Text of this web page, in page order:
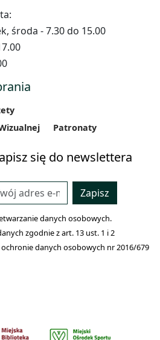
środa - 7.30 do 15.00
Patronaty
się do newslettera
Zapisz
danych osobowych.
zgodnie z art. 13 ust. 1 i 2
danych osobowych nr 2016/679